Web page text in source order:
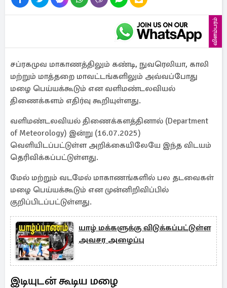
விளம்பரம்
சப்ரகமுவ மாகாணத்திலும் கண்டி, நுவரெலியா, காலி
மற்றும் மாத்தறை மாவட்டங்களிலும் அவ்வப்போது
மழை பெய்யக்கூடும் என வளிமண்டலவியல்
திணைக்களம் எதிர்வு கூறியுள்ளது.
வளிமண்டலவியல் திணைக்களத்தினால் (Department
of Meteorology) இன்று (16.07.2025)
வெளியிடப்பட்டுள்ள அறிக்கையிலேயே இந்த விடயம்
தெரிவிக்கப்பட்டுள்ளது.
மேல் மற்றும் வடமேல் மாகாணங்களில் பல தடவைகள்
மழை பெய்யக்கூடும் என முன்னிறிவிப்பில்
குறிப்பிடப்பட்டுள்ளது.
யாழ் மக்களுக்கு விடுக்கப்பட்டுள்ள
அவசர அழைப்பு
இடியுடன் கூடிய மழை